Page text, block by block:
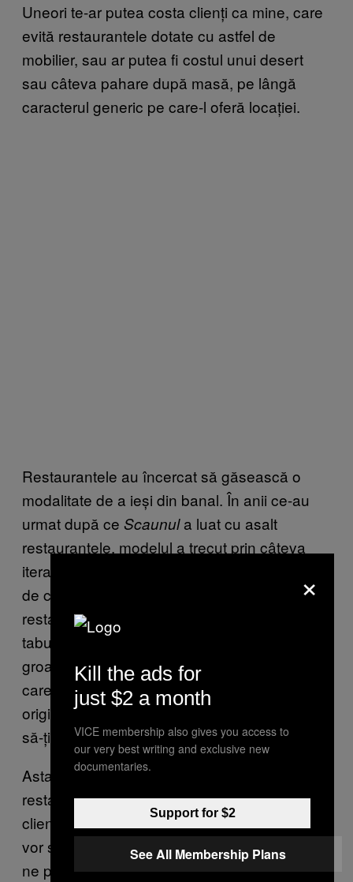
Uneori te-ar putea costa clienți ca mine, care
evită restaurantele dotate cu astfel de
mobilier, sau ar putea fi costul unui desert
sau câteva pahare după masă, pe lângă
caracterul generic pe care-l oferă locației.
Restaurantele au încercat să găsească o
modalitate de a ieși din banal. În anii ce-au
urmat după ce Scaunula luat cu asalt
restaurantele, modelul a trecut prin câteva
iterații: prima ar fi versiunile pictate în tot felul
de culori, asortate cu tapetul localului. Apoi,
restaurantele au cumpărat și versiunea de
taburet, un pic mai umană, însă cea mai
groaznică e versiunea de bar a
care vine la pachet cu toate dezavantajele
originalului, plus că nu are spătar și nici unde
să-ți ții picioarele.
Asta mă pune pe gânduri: Oare proprietarii de
restaurante au stat vreodată o oră în locul
clientului? Nu pot să cred că mesajul pe care
vor să-l transmită e: „Nu suntem originali și nu
ne pasă de confortul tău.” Pentru moment, tot
×
Kill the ads for
just $2 a month
VICE membership also gives you access to
our very best writing and exclusive new
documentaries.
Support for $2
See All Membership Plans